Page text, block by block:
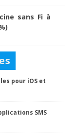
sans Fi à
pour iOS et
SMS